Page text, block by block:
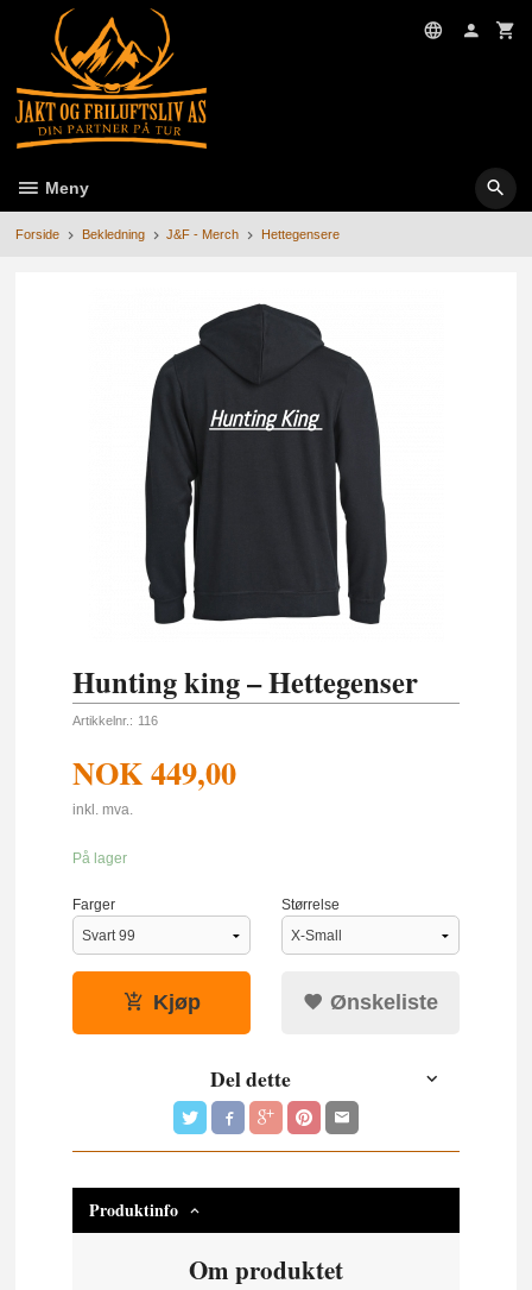
innholdet
Meny
Forside Bekledning J&F - Merch Hettegensere
Hunting king – Hettegenser
Artikkelnr.: 116
NOK449,00
inkl. mva.
På lager
Farger Størrelse
Kjøp Ønskeliste
Del dette
Produktinfo
Om produktet